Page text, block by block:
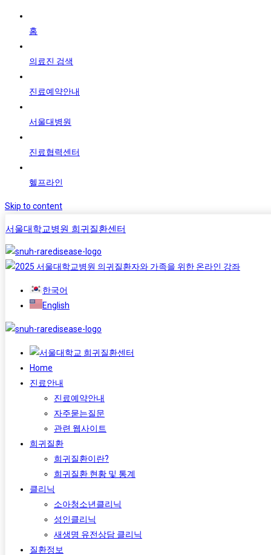
홈
의료진 검색
진료예약안내
서울대병원
진료협력센터
헬프라인
Skip to content
서울대학교병원 희귀질환센터
한국어
English
Home
진료안내
진료예약안내
자주묻는질문
관련 웹사이트
희귀질환
희귀질환이란?
희귀질환 현황 및 통계
클리닉
소아청소년클리닉
성인클리닉
새생명 유전상담 클리닉
질환정보